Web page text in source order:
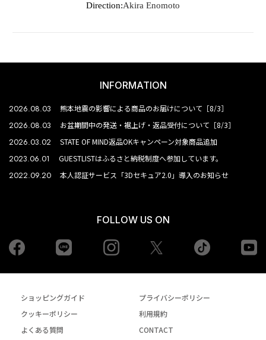
Direction:Akira Enomoto
INFORMATION
2026.08.03 熊本地震の影響による商品のお届けについて［8/3］
2026.08.03 お盆期間中の発送・裾上げ・返品受付について［8/3］
2026.03.02 STATE OF MIND返品OKキャンペーン対象商品追加
2023.06.01 GUESTLISTはふるさと納税制度へ参加しています。
2022.09.20 本人認証サービス「3Dセキュア2.0」導入のお知らせ
FOLLOW US ON
Facebook Instagram tiktok
ショッピングガイド
プライバシーポリシー
クッキーポリシー
利用規約
よくある質問
CONTACT